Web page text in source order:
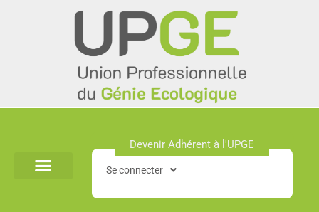
Devenir Adhérent à l'UPGE​
Se connecter